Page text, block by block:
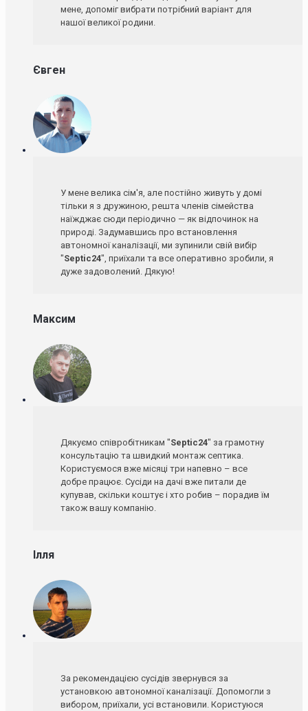
мене, допоміг вибрати потрібний варіант для
нашої великої родини.
Євген
У мене велика сім'я, але постійно живуть у домі
тільки я з дружиною, решта членів сімейства
наїжджає сюди періодично — як відпочинок на
природі. Задумавшись про встановлення
автономної каналізації, ми зупинили свій вибір
"Septic24", приїхали та все оперативно зробили, я
дуже задоволений. Дякую!
Максим
Дякуємо співробітникам "Septic24" за грамотну
консультацію та швидкий монтаж септика.
Користуємося вже місяці три напевно – все
добре працює. Сусіди на дачі вже питали де
купував, скільки коштує і хто робив – порадив їм
також вашу компанію.
Ілля
За рекомендацією сусідів звернувся за
установкою автономної каналізації. Допомогли з
вибором, приїхали, усі встановили. Користуюся